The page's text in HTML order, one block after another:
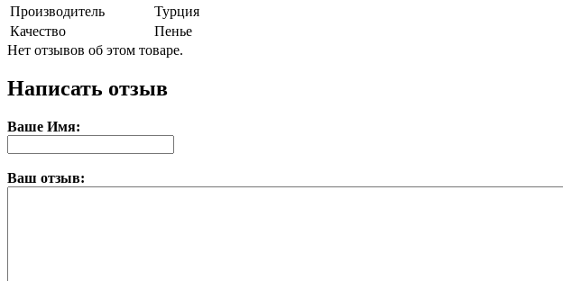
Производитель
Турция
Качество
Пенье
Нет отзывов об этом товаре.
Написать отзыв
Ваше Имя:
Ваш отзыв: